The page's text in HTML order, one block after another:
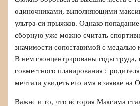
одиночниками, выполняющими
ультра-си прыжков. Однако
сборную уже можно считать
значимости сопоставимой с медалью
В нем сконцентрированы годы труда,
совместного планирования с
мечтали увидеть его имя в заявке на
Важно и то, что история Максима